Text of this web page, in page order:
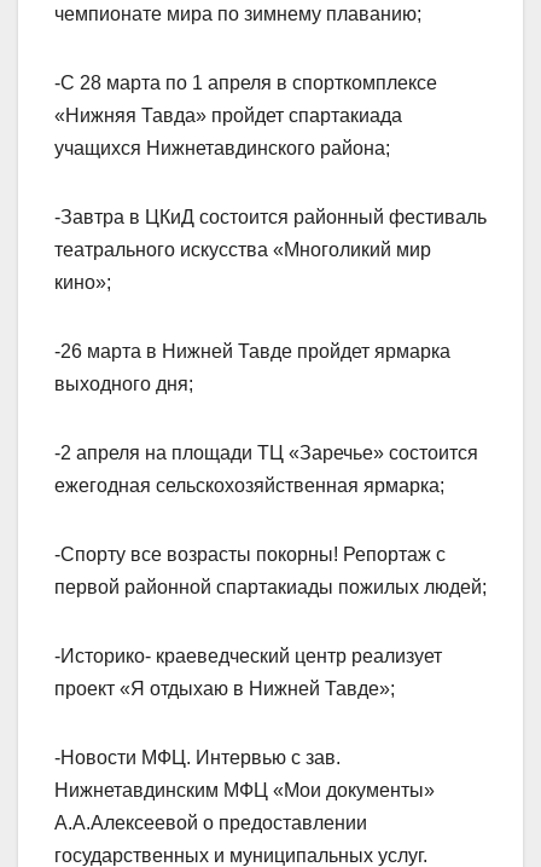
чемпионате мира по зимнему плаванию;
-С 28 марта по 1 апреля в спорткомплексе
«Нижняя Тавда» пройдет спартакиада
учащихся Нижнетавдинского района;
-Завтра в ЦКиД состоится районный фестиваль
театрального искусства «Многоликий мир
кино»;
-26 марта в Нижней Тавде пройдет ярмарка
выходного дня;
-2 апреля на площади ТЦ «Заречье» состоится
ежегодная сельскохозяйственная ярмарка;
-Спорту все возрасты покорны! Репортаж с
первой районной спартакиады пожилых людей;
-Историко- краеведческий центр реализует
проект «Я отдыхаю в Нижней Тавде»;
-Новости МФЦ. Интервью с зав.
Нижнетавдинским МФЦ «Мои документы»
А.А.Алексеевой о предоставлении
государственных и муниципальных услуг.